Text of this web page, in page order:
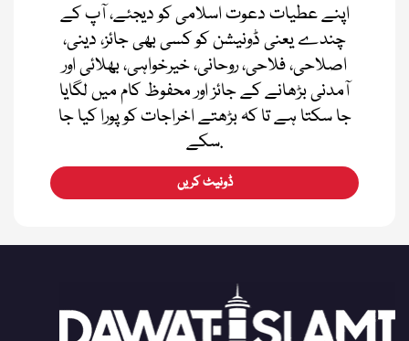
اپنے عطیات دعوت اسلامی کو دیجئے، آپ کے
چندے یعنی ڈونیشن کو کسی بھی جائز، دینی،
اصلاحی، فلاحی، روحانی، خیرخواہی، بھلائی اور
آمدنی بڑھانے کے جائز اور محفوظ کام میں لگایا
جا سکتا ہے تا کہ بڑھتے اخراجات کو پورا کیا جا
سکے.
ڈونیٹ کریں